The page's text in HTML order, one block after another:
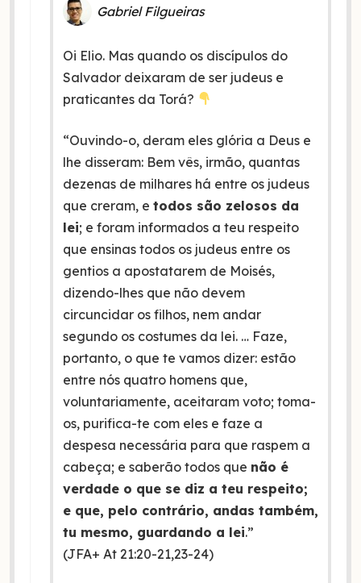
Gabriel Filgueiras
Oi Elio. Mas quando os discípulos do
Salvador deixaram de ser judeus e
praticantes da Torá?
“Ouvindo-o, deram eles glória a Deus e
lhe disseram: Bem vês, irmão, quantas
dezenas de milhares há entre os judeus
que creram, e todos são zelosos da
lei; e foram informados a teu respeito
que ensinas todos os judeus entre os
gentios a apostatarem de Moisés,
dizendo-lhes que não devem
circuncidar os filhos, nem andar
segundo os costumes da lei. … Faze,
portanto, o que te vamos dizer: estão
entre nós quatro homens que,
voluntariamente, aceitaram voto; toma-
os, purifica-te com eles e faze a
despesa necessária para que raspem a
cabeça; e saberão todos que não é
verdade o que se diz a teu respeito;
e que, pelo contrário, andas também,
tu mesmo, guardando a lei.”
(JFA+ At 21:20-21,23-24)